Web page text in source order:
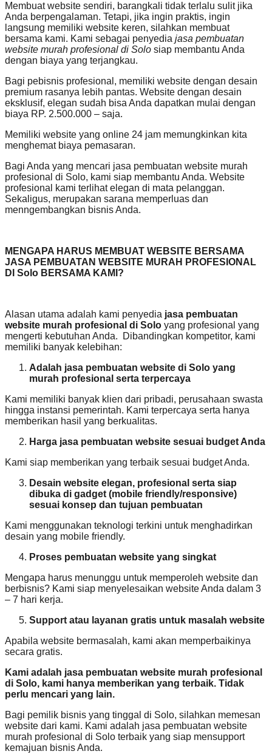
Membuat website sendiri, barangkali tidak terlalu sulit jika
Anda berpengalaman. Tetapi, jika ingin praktis, ingin
langsung memiliki website keren, silahkan membuat
bersama kami. Kami sebagai penyedia jasa pembuatan
website murah profesional di Solo siap membantu Anda
dengan biaya yang terjangkau.
Bagi pebisnis profesional, memiliki website dengan desain
premium rasanya lebih pantas. Website dengan desain
eksklusif, elegan sudah bisa Anda dapatkan mulai dengan
biaya RP. 2.500.000 – saja.
Memiliki website yang online 24 jam memungkinkan kita
menghemat biaya pemasaran.
Bagi Anda yang mencari jasa pembuatan website murah
profesional di Solo, kami siap membantu Anda. Website
profesional kami terlihat elegan di mata pelanggan.
Sekaligus, merupakan sarana memperluas dan
menngembangkan bisnis Anda.
MENGAPA HARUS MEMBUAT WEBSITE BERSAMA
JASA PEMBUATAN WEBSITE MURAH PROFESIONAL
DI Solo BERSAMA KAMI?
Alasan utama adalah kami penyedia jasa pembuatan
website murah profesional di Solo yang profesional yang
mengerti kebutuhan Anda. Dibandingkan kompetitor, kami
memiliki banyak kelebihan:
Adalah jasa pembuatan website di Solo yang
murah profesional serta terpercaya
Kami memiliki banyak klien dari pribadi, perusahaan swasta
hingga instansi pemerintah. Kami terpercaya serta hanya
memberikan hasil yang berkualitas.
Harga jasa pembuatan website sesuai budget Anda
Kami siap memberikan yang terbaik sesuai budget Anda.
Desain website elegan, profesional serta siap
dibuka di gadget (mobile friendly/responsive)
sesuai konsep dan tujuan pembuatan
Kami menggunakan teknologi terkini untuk menghadirkan
desain yang mobile friendly.
Proses pembuatan website yang singkat
Mengapa harus menunggu untuk memperoleh website dan
berbisnis? Kami siap menyelesaikan website Anda dalam 3
– 7 hari kerja.
Support atau layanan gratis untuk masalah website
Apabila website bermasalah, kami akan memperbaikinya
secara gratis.
Kami adalah jasa pembuatan website murah profesional
di Solo, kami hanya memberikan yang terbaik. Tidak
perlu mencari yang lain.
Bagi pemilik bisnis yang tinggal di Solo, silahkan memesan
website dari kami. Kami adalah jasa pembuatan website
murah profesional di Solo terbaik yang siap mensupport
kemajuan bisnis Anda.